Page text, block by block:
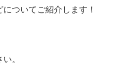
ついてご紹介します！
。